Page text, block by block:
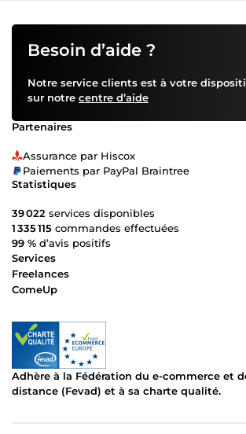
Besoin d’aide ?
Notre service clients est à votre
sur notre centre d’aide
Partenaires
Assurance par Hiscox
Paiements par PayPal Braintree
Statistiques
39 022 services disponibles
1 335 115 commandes effectuées
99 % d’avis positifs
Services
Freelances
ComeUp
Adhère à la Fédération du e-commerce et
distance (Fevad) et à sa charte qualité.